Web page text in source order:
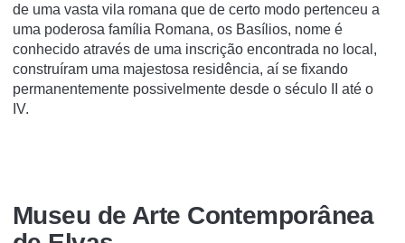
de uma vasta vila romana que de certo modo pertenceu a
uma poderosa famí­lia Romana, os Basí­lios, nome é
conhecido através de uma inscrição encontrada no local,
construí­ram uma majestosa residência, aí­ se fixando
permanentemente possivelmente desde o século II até o
IV.
Museu de Arte Contemporânea